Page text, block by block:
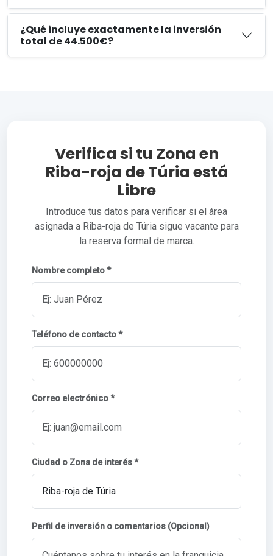
¿Qué incluye exactamente la inversión
total de 44.500€?
Verifica si tu Zona en
Riba-roja de Túria está
Libre
Introduce tus datos para verificar si el área
asignada a Riba-roja de Túria sigue vacante para
la reserva formal de marca.
Nombre completo *
Teléfono de contacto *
Correo electrónico *
Ciudad o Zona de interés *
Perfil de inversión o comentarios (Opcional)